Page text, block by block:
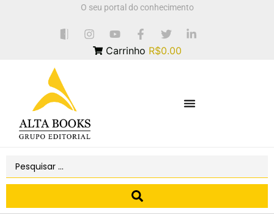
O seu portal do conhecimento
Carrinho R$0.00